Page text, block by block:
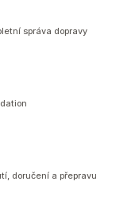
správa dopravy
doručení a přepravu